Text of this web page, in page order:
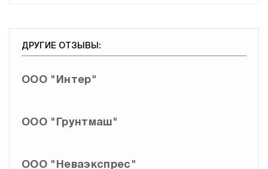
ДРУГИЕ ОТЗЫВЫ:
ООО "Интер"
ООО "Грунтмаш"
ООО "Неваэкспрес"